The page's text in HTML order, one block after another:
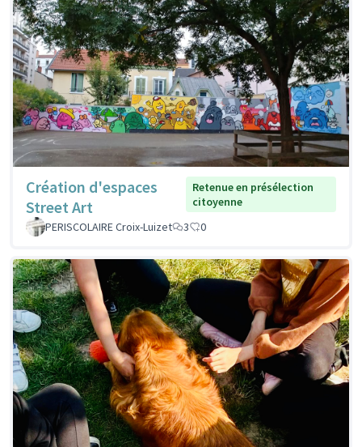
Création d'espaces
Street Art
Retenue en présélection
citoyenne
PERISCOLAIRE Croix-Luizet
3 0